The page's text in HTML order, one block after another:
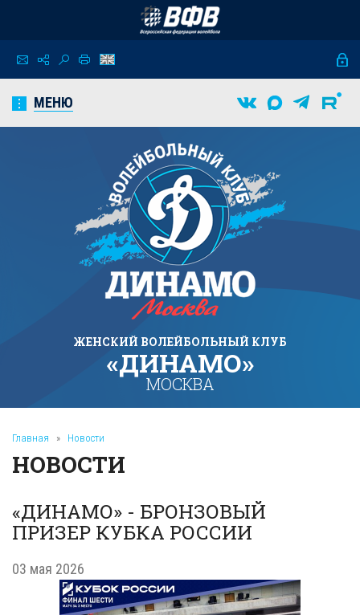
МЕНЮ
ЖЕНСКИЙ ВОЛЕЙБОЛЬНЫЙ КЛУБ
«ДИНАМО»
МОСКВА
Главная » Новости
НОВОСТИ
«ДИНАМО» - БРОНЗОВЫЙ
ПРИЗЕР КУБКА РОССИИ
03 мая 2026